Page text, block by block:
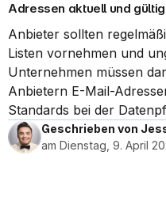
Adressen aktuell und
Anbieter sollten
Listen vornehmen und
Unternehmen müssen
Anbietern E-Mail-
Standards bei der
Geschrieben von
am Dienstag, 9. April